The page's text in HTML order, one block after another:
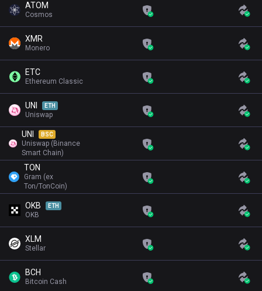
ATOM
Cosmos
XMR
Monero
ETC
Ethereum Classic
UNI ETH
Uniswap
UNI BSC
Uniswap (Binance
Smart Chain)
TON
Gram (ex
Ton/TonCoin)
OKB ETH
OKB
XLM
Stellar
BCH
Bitcoin Cash